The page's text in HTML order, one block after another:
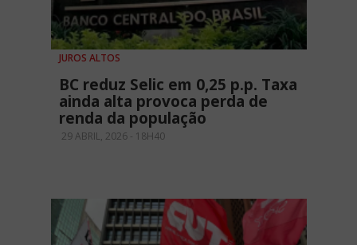
JUROS ALTOS
BC reduz Selic em 0,25 p.p. Taxa
ainda alta provoca perda de
renda da população
29 ABRIL, 2026 - 18H40